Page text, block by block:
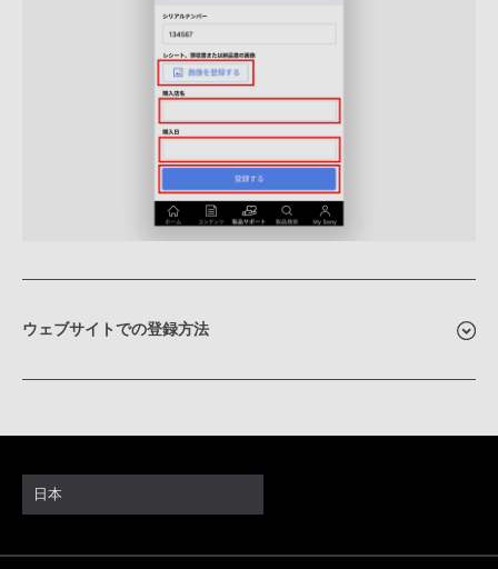
ウェブサイトでの登録方法
日本